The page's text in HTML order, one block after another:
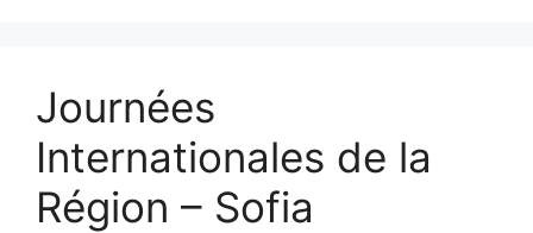
Journées
Internationales de la
Région – Sofia